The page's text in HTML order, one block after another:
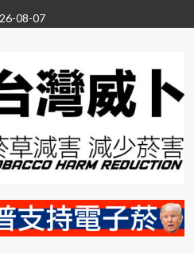
08-07